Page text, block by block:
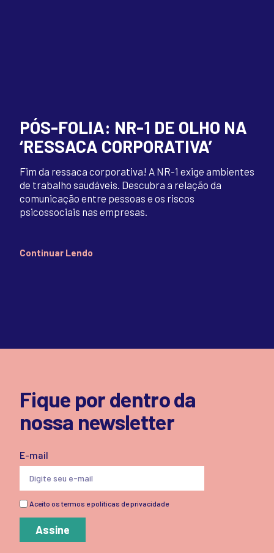
PÓS-FOLIA: NR-1 DE OLHO NA
‘RESSACA CORPORATIVA’
Fim da ressaca corporativa! A NR-1 exige ambientes
de trabalho saudáveis. Descubra a relação da
comunicação entre pessoas e os riscos
psicossociais nas empresas.
Continuar Lendo
Fique por dentro da
nossa newsletter
E-mail
Aceito os termos e políticas de privacidade
Assine